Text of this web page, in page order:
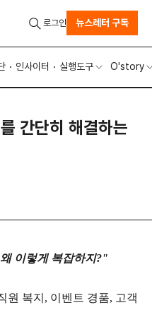
인사이터 실행도구 O'story
로그인 뉴스레터 구독
간단히 해결하는
이렇게 복잡하지?"
원 복지, 이벤트 경품, 고객